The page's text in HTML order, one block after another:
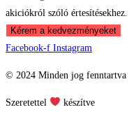
akiciókról szóló értesítésekhez.
Kérem a kedvezményeket
Facebook-f Instagram
© 2024 Minden jog fenntartva
Szeretettel készítve